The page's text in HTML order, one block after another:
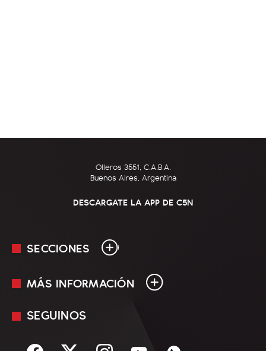
Olleros 3551, C.A.B.A.
Buenos Aires, Argentina
DESCARGATE LA APP DE C5N
SECCIONES
En Vivo
MÁS INFORMACIÓN
Mediakit
Términos y condiciones
SEGUINOS